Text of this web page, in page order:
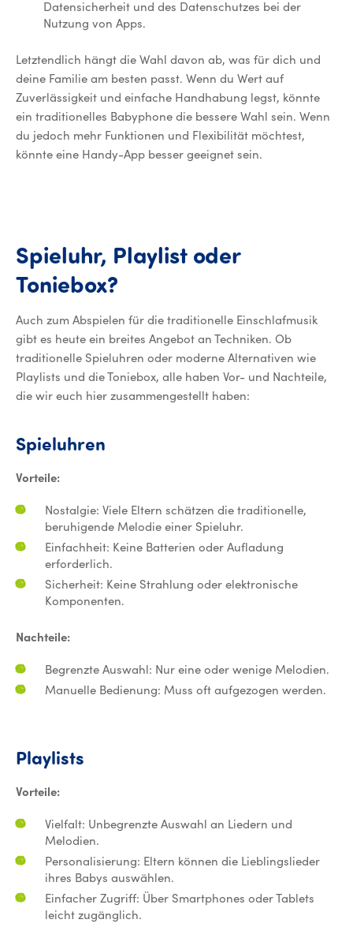
Datensicherheit und des Datenschutzes bei der
Nutzung von Apps.
Letztendlich hängt die Wahl davon ab, was für dich und
deine Familie am besten passt. Wenn du Wert auf
Zuverlässigkeit und einfache Handhabung legst, könnte
ein traditionelles Babyphone die bessere Wahl sein. Wenn
du jedoch mehr Funktionen und Flexibilität möchtest,
könnte eine Handy-App besser geeignet sein.
Spieluhr, Playlist oder
Toniebox?
Auch zum Abspielen für die traditionelle Einschlafmusik
gibt es heute ein breites Angebot an Techniken. Ob
traditionelle Spieluhren oder moderne Alternativen wie
Playlists und die Toniebox, alle haben Vor- und Nachteile,
die wir euch hier zusammengestellt haben:
SpieluhrenSpieluhren
Vorteile:
Nostalgie: Viele Eltern schätzen die traditionelle,
beruhigende Melodie einer Spieluhr.
Einfachheit: Keine Batterien oder Aufladung
erforderlich.
Sicherheit: Keine Strahlung oder elektronische
Komponenten.
Nachteile:
Begrenzte Auswahl: Nur eine oder wenige Melodien.
Manuelle Bedienung: Muss oft aufgezogen werden.
PlaylistsPlaylists
Vorteile:
Vielfalt: Unbegrenzte Auswahl an Liedern und
Melodien.
Personalisierung: Eltern können die Lieblingslieder
ihres Babys auswählen.
Einfacher Zugriff: Über Smartphones oder Tablets
leicht zugänglich.